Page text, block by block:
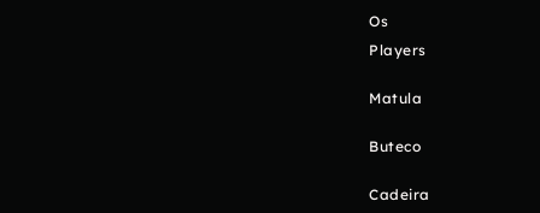
Os
Players
Matula
Buteco
Cadeira